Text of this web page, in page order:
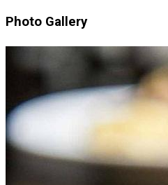
Photo Gallery